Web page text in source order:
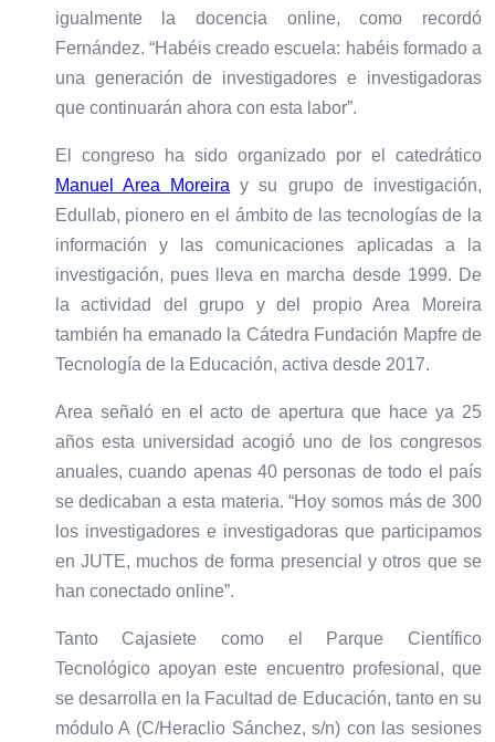
igualmente la docencia online, como recordó
Fernández. “Habéis creado escuela: habéis formado a
una generación de investigadores e investigadoras
que continuarán ahora con esta labor”.
El congreso ha sido organizado por el catedrático
Manuel Area Moreira y su grupo de investigación,
Edullab, pionero en el ámbito de las tecnologías de la
información y las comunicaciones aplicadas a la
investigación, pues lleva en marcha desde 1999. De
la actividad del grupo y del propio Area Moreira
también ha emanado la Cátedra Fundación Mapfre de
Tecnología de la Educación, activa desde 2017.
Area señaló en el acto de apertura que hace ya 25
años esta universidad acogió uno de los congresos
anuales, cuando apenas 40 personas de todo el país
se dedicaban a esta materia. “Hoy somos más de 300
los investigadores e investigadoras que participamos
en JUTE, muchos de forma presencial y otros que se
han conectado online”.
Tanto Cajasiete como el Parque Científico
Tecnológico apoyan este encuentro profesional, que
se desarrolla en la Facultad de Educación, tanto en su
módulo A (C/Heraclio Sánchez, s/n) con las sesiones